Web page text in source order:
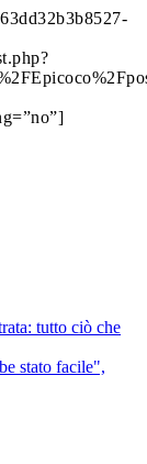
tutto ciò che
stato facile",